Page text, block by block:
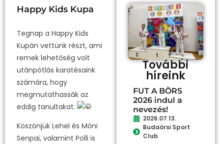
Happy Kids Kupa
Tegnap a Happy Kids
Kupán vettünk részt, ami
remek lehetőség volt
utánpótlás karatésaink
számára, hogy
megmutathassák az
eddig tanultakat.
Köszönjük Lehel és Móni
Senpai, valamint Polli is
További
híreink
FUT A BÖRS
2026 indul a
nevezés!
2026.07.13.
Budaörsi Sport
Club